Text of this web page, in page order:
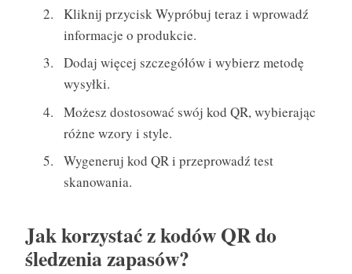
Kliknij przycisk Wypróbuj teraz i wprowadź
informacje o produkcie.
Dodaj więcej szczegółów i wybierz metodę
wysyłki.
Możesz dostosować swój kod QR, wybierając
różne wzory i style.
Wygeneruj kod QR i przeprowadź test
skanowania.
Jak korzystać z kodów QR do
śledzenia zapasów?